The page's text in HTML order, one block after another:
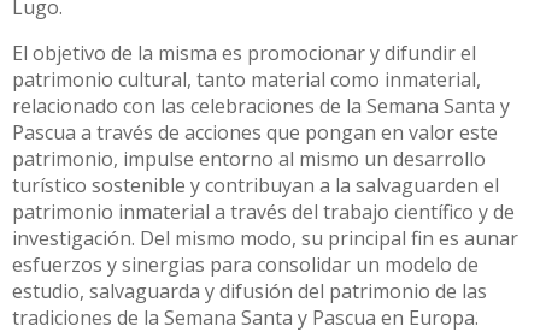
Lugo.
El objetivo de la misma es promocionar y difundir el
patrimonio cultural, tanto material como inmaterial,
relacionado con las celebraciones de la Semana Santa y
Pascua a través de acciones que pongan en valor este
patrimonio, impulse entorno al mismo un desarrollo
turístico sostenible y contribuyan a la salvaguarden el
patrimonio inmaterial a través del trabajo científico y de
investigación. Del mismo modo, su principal fin es aunar
esfuerzos y sinergias para consolidar un modelo de
estudio, salvaguarda y difusión del patrimonio de las
tradiciones de la Semana Santa y Pascua en Europa.